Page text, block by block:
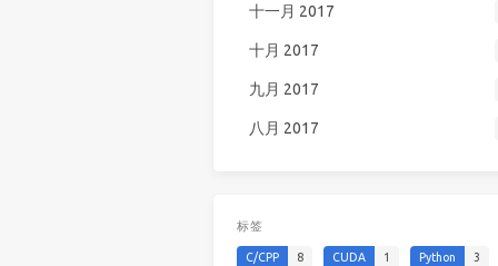
十一月 2017
十月 2017
九月 2017
八月 2017
标签
C/CPP 8 CUDA 1 Python 3